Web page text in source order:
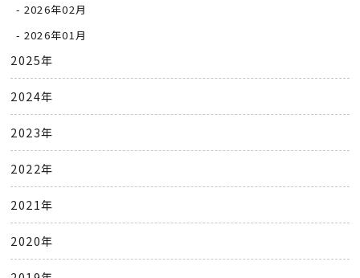
2026年02月
2026年01月
2025年
2024年
2023年
2022年
2021年
2020年